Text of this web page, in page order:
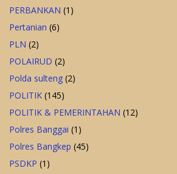
PERBANKAN (1)
Pertanian (6)
PLN (2)
POLAIRUD (2)
Polda sulteng (2)
POLITIK (145)
POLITIK & PEMERINTAHAN (12)
Polres Banggai (1)
Polres Bangkep (45)
PSDKP (1)